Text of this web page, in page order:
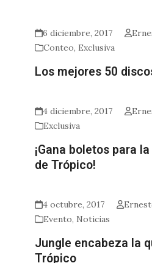
6 diciembre, 2017
Conteo,Exclusiva
Los mejores 50
4 diciembre, 2017
Exclusiva
¡Gana boletos para
de Trópico!
4 octubre, 2017
Evento, Noticias
Jungle encabeza la
Trópico